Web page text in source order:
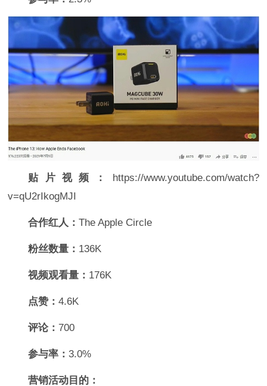
贴片视频： https://www.youtube.com/watch?
v=qU2rIkogMJI
合作红人：The Apple Circle
粉丝数量： 136K
视频观看量： 176K
点赞：4.6K
评论： 700
参与率：3.0%
营销活动目的：